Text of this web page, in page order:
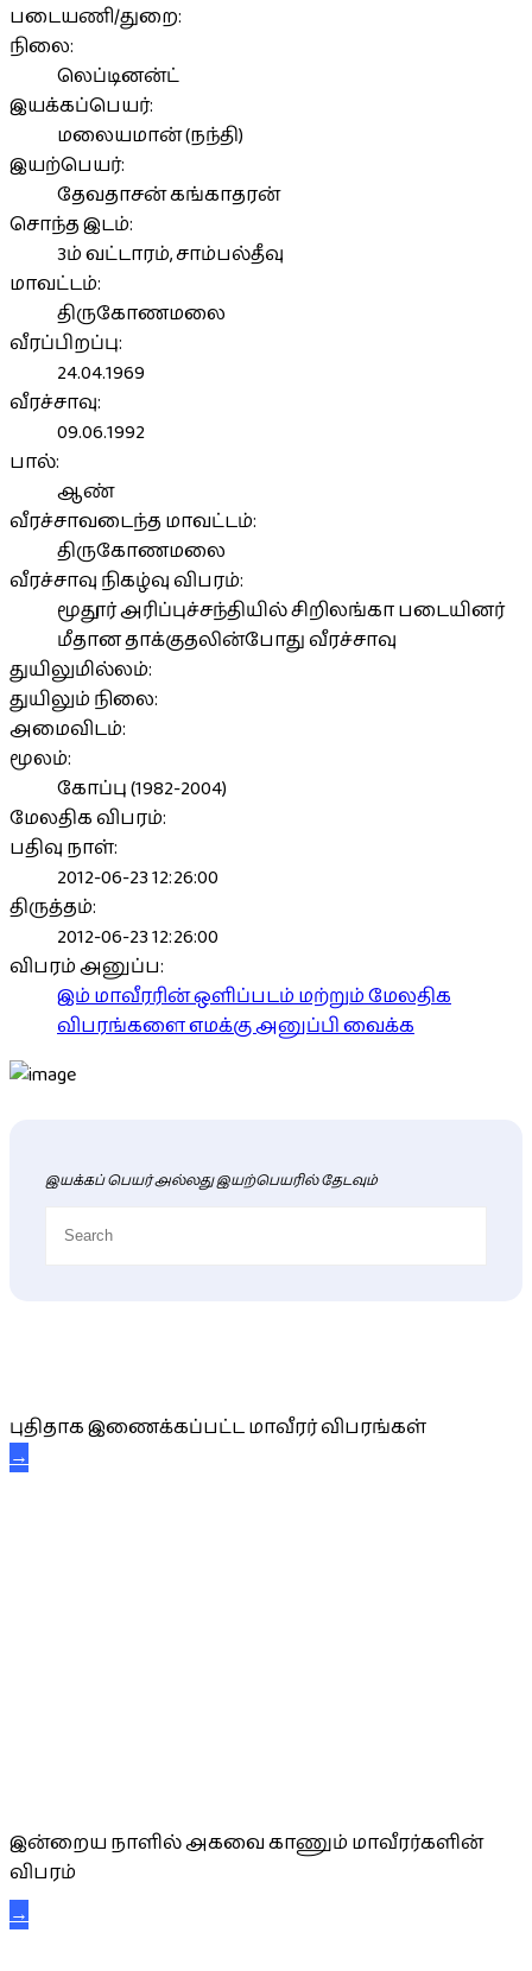
படையணி/துறை:
நிலை:
லெப்டினன்ட்
இயக்கப்பெயர்:
மலையமான் (நந்தி)
இயற்பெயர்:
தேவதாசன் கங்காதரன்
சொந்த இடம்:
3ம் வட்டாரம், சாம்பல்தீவு
மாவட்டம்:
திருகோணமலை
வீரப்பிறப்பு:
24.04.1969
வீரச்சாவு:
09.06.1992
பால்:
ஆண்
வீரச்சாவடைந்த மாவட்டம்:
திருகோணமலை
வீரச்சாவு நிகழ்வு விபரம்:
மூதூர் அரிப்புச்சந்தியில் சிறிலங்கா படையினர்
மீதான தாக்குதலின்போது வீரச்சாவு
துயிலுமில்லம்:
துயிலும் நிலை:
அமைவிடம்:
மூலம்:
கோப்பு (1982-2004)
மேலதிக விபரம்:
பதிவு நாள்:
2012-06-23 12:26:00
திருத்தம்:
2012-06-23 12:26:00
விபரம் அனுப்ப:
இம் மாவீரரின் ஒளிப்படம் மற்றும் மேலதிக
விபரங்களை எமக்கு அனுப்பி வைக்க
இயக்கப் பெயர் அல்லது இயற்பெயரில் தேடவும்
புதிதாக இணைக்கப்பட்ட மாவீரர் விபரங்கள்
→
இன்றைய நாளில் அகவை காணும் மாவீரர்களின்
விபரம்
→